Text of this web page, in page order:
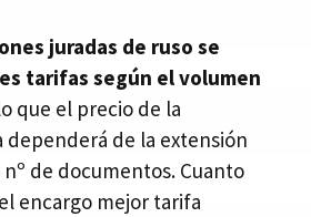
juradas de ruso se
tarifas según el volumen
que el precio de la
dependerá de la extensión
de documentos. Cuanto
encargo mejor tarifa